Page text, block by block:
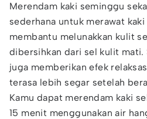
Merendam kaki seminggu
sederhana untuk merawat
membantu melunakkan kulit
dibersihkan dari sel kulit mati.
juga memberikan efek
terasa lebih segar setelah
Kamu dapat merendam kaki
15 menit menggunakan air